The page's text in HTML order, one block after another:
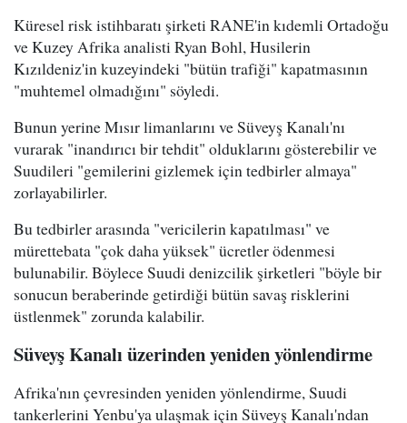
Küresel risk istihbaratı şirketi RANE'in kıdemli Ortadoğu
ve Kuzey Afrika analisti Ryan Bohl, Husilerin
Kızıldeniz'in kuzeyindeki "bütün trafiği" kapatmasının
"muhtemel olmadığını" söyledi.
Bunun yerine Mısır limanlarını ve Süveyş Kanalı'nı
vurarak "inandırıcı bir tehdit" olduklarını gösterebilir ve
Suudileri "gemilerini gizlemek için tedbirler almaya"
zorlayabilirler.
Bu tedbirler arasında "vericilerin kapatılması" ve
mürettebata "çok daha yüksek" ücretler ödenmesi
bulunabilir. Böylece Suudi denizcilik şirketleri "böyle bir
sonucun beraberinde getirdiği bütün savaş risklerini
üstlenmek" zorunda kalabilir.
Süveyş Kanalı üzerinden yeniden yönlendirme
Afrika'nın çevresinden yeniden yönlendirme, Suudi
tankerlerini Yenbu'ya ulaşmak için Süveyş Kanalı'ndan